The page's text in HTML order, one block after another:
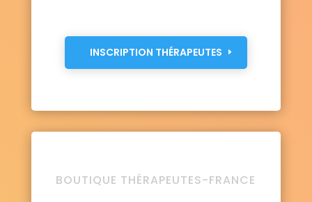
INSCRIPTION THÉRAPEUTES
BOUTIQUE THÉRAPEUTES-FRANCE